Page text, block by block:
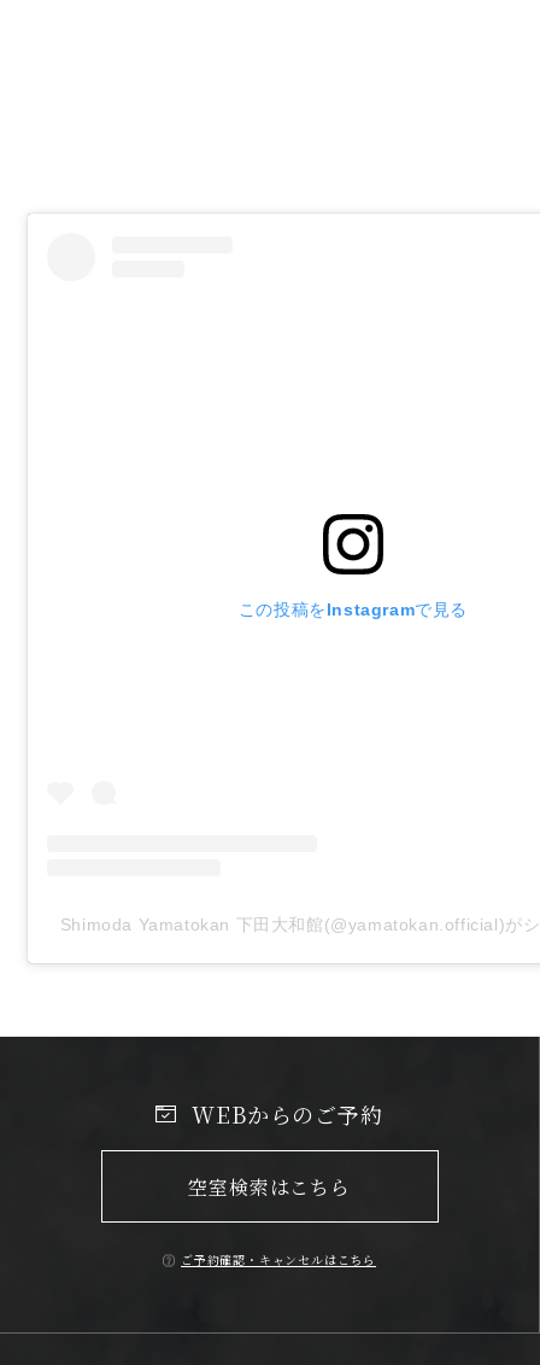
この投稿をInstagramで見る
Shimoda Yamatokan 下田大和館(@yamatokan.official)が
WEBからのご予約
空室検索はこちら
ご予約確認・キャンセルはこちら